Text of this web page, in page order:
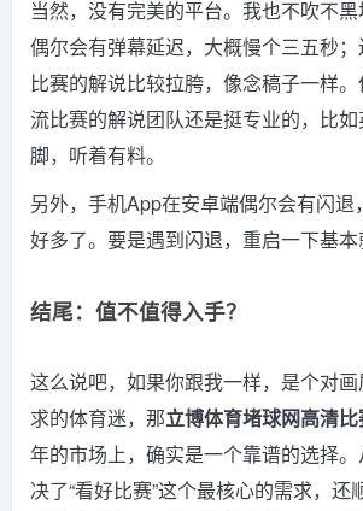
当然，没有完美的平台。我也不吹不黑
偶尔会有弹幕延迟，大概慢个三五秒
比赛的解说比较拉胯，像念稿子一样
流比赛的解说团队还是挺专业的，比
脚，听着有料。
另外，手机App在安卓端偶尔会有闪退
好多了。要是遇到闪退，重启一下基本
结尾：值不值得入手？
这么说吧，如果你跟我一样，是个对
求的体育迷，那立博体育堵球网高清
年的市场上，确实是一个靠谱的选择
决了“看好比赛”这个最核心的需求，还